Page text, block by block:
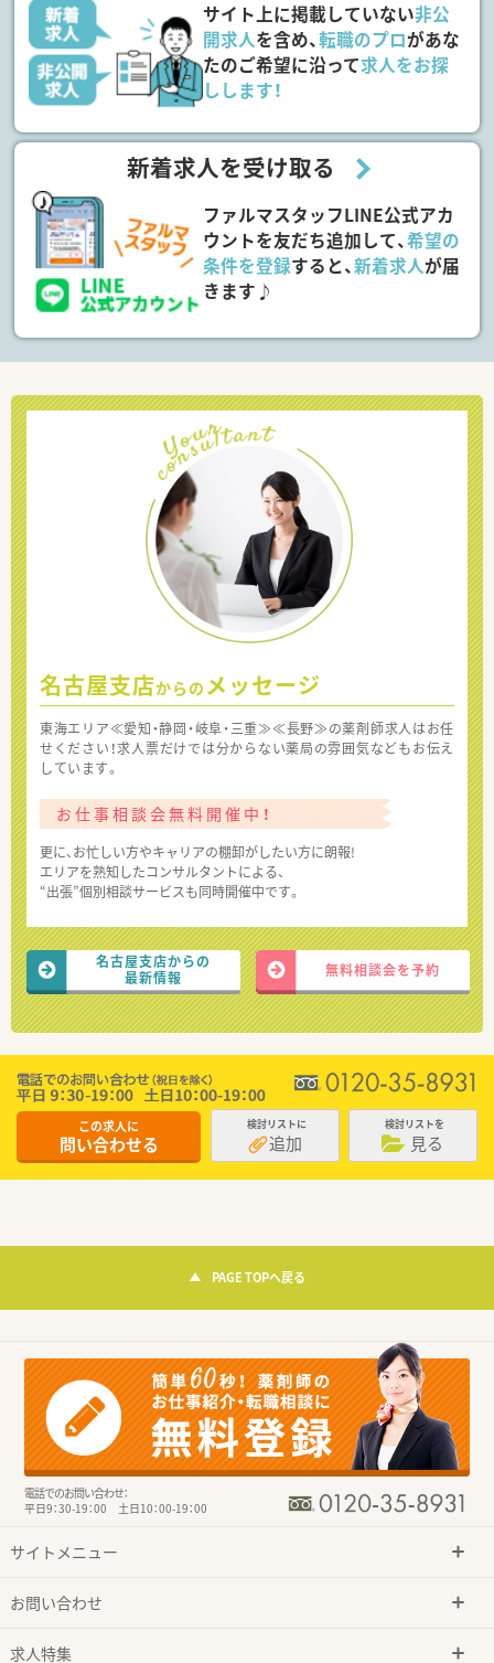
サイト上に掲載していない非公
開求人を含め、転職のプロがあな
たのご希望に沿って求人をお探
しします！
新着求人を受け取る
ファルマスタッフLINE公式アカ
ウントを友だち追加して、希望の
条件を登録すると、新着求人が届
きます♪
名古屋支店からの メッセージ
東海エリア≪愛知・静岡・岐阜・三重≫≪長野≫の薬剤師求人はお任
せください！求人票だけでは分からない薬局の雰囲気などもお伝え
しています。
お仕事相談会無料開催中！
更に、お忙しい方やキャリアの棚卸がしたい方に朗報!
エリアを熟知したコンサルタントによる、
“出張”個別相談サービスも同時開催中です。
名古屋支店からの
最新情報
無料相談会を予約
この求人に
問い合わせる
検討リストに
追加
検討リストを
見る
PAGE TOPへ戻る
電話でのお問い合わせ：
平日9：30-19：00 土日10：00-19：00
サイトメニュー
お問い合わせ
求人特集